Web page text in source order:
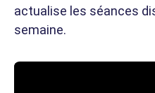
actualise les séances
semaine.